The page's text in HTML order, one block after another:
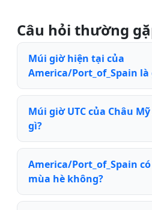
Câu hỏi thường
Múi giờ hiện tại của
America/Port_of_Spain là
Múi giờ UTC của Châu
gì?
America/Port_of_Spain
mùa hè không?